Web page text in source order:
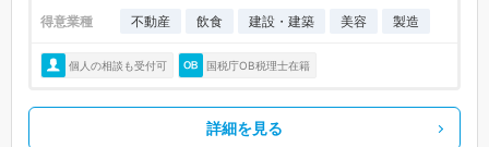
得意業種 不動産 飲食 建設・建築 美容 製造
個人の相談も受付可 国税庁OB税理士在籍
詳細を見る